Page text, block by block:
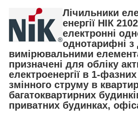
Лічильники
енергії НІК
електронні
однотарифні
вимірювальними
призначені для обліку
електроенергії в 1-
змінного струму в
багатоквартирних
приватних будинках,